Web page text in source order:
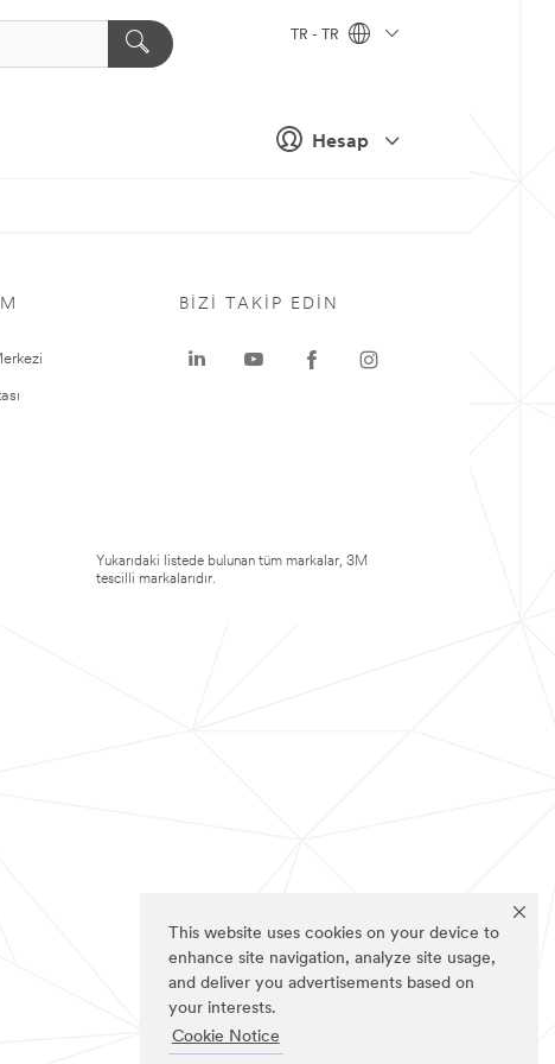
This website uses cookies on your device to
enhance site navigation, analyze site usage,
and deliver you advertisements based on
your interests.
Cookie Notice
Hesap
TR - TR
BIZI TAKIP EDIN
Yukarıdaki listede bulunan tüm markalar, 3M
tescilli markalarıdır.